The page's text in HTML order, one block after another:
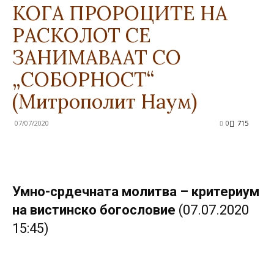
КОГА ПРОРОЦИТЕ НА
РАСКОЛОТ СЕ
ЗАНИМАВААТ СО
„СОБОРНОСТ“
(Митрополит Наум)
07/07/2020 715
0
Умно-срдечната молитва – критериум
на вистинско богословие (07.07.2020
15:45)